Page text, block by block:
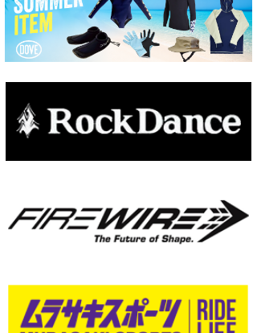
小川予報士
上田純子
唐澤予報士
米山予報士
banpaku